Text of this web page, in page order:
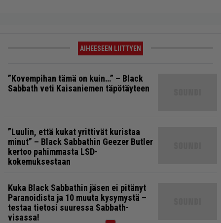
AIHEESEEN LIITTYEN
”Kovempihan tämä on kuin…” – Black
Sabbath veti Kaisaniemen täpötäyteen
”Luulin, että kukat yrittivät kuristaa
minut” – Black Sabbathin Geezer Butler
kertoo pahimmasta LSD-
kokemuksestaan
Kuka Black Sabbathin jäsen ei pitänyt
Paranoidista ja 10 muuta kysymystä –
testaa tietosi suuressa Sabbath-
visassa!